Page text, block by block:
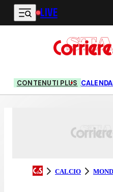
Vai al contenuto principale
LIVE
CONTENUTI PLUS
CALCIO